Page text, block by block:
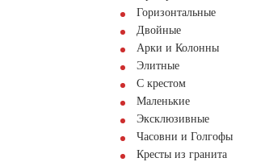
Горизонтальные
Двойные
Арки и Колонны
Элитные
С крестом
Маленькие
Эксклюзивные
Часовни и Голгофы
Кресты из гранита